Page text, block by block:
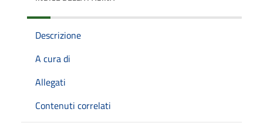
Descrizione
A cura di
Allegati
Contenuti correlati